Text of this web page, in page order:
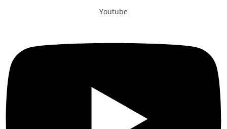
Youtube